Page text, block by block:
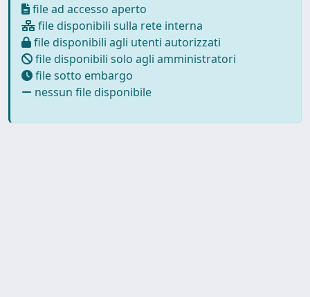
file ad accesso aperto
file disponibili sulla rete interna
file disponibili agli utenti autorizzati
file disponibili solo agli amministratori
file sotto embargo
nessun file disponibile